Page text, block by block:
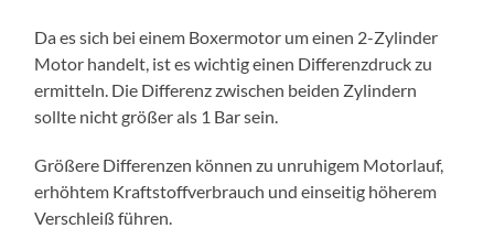
Da es sich bei einem Boxermotor um einen 2-Zylinder
Motor handelt, ist es wichtig einen Differenzdruck zu
ermitteln. Die Differenz zwischen beiden Zylindern
sollte nicht größer als 1 Bar sein.
Größere Differenzen können zu unruhigem Motorlauf,
erhöhtem Kraftstoffverbrauch und einseitig höherem
Verschleiß führen.